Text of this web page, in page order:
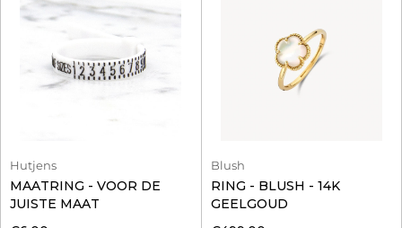
Hutjens
MAATRING - VOOR DE
JUISTE MAAT
Blush
RING - BLUSH - 14K
GEELGOUD